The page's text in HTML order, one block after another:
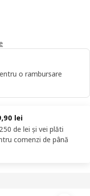
o rambursare
lei
de lei și vei plăti
comenzi de până